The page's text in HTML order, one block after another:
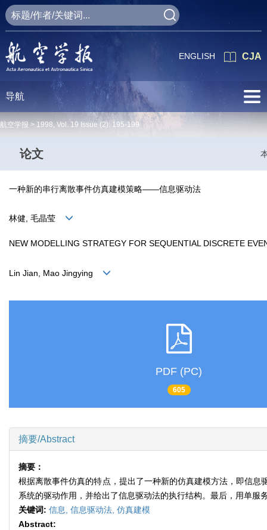
CJA
ENGLISH
导航
航空学报 > 1998, Vol. 19 Issue (2): 195-199
论文
一种新的串行离散事件仿真建模策略——信息驱动法
林健, 毛晶莹
NEW MODELLING STRATEGY FOR SEQUENTIAL DISCRETE
Lin Jian, Mao Jingying
PDF (PC)
605
摘要/Abstract
摘要：
根据离散事件仿真的特点，提出了一种新的仿真建模方法，即信
系统的驱动作用，并给出了信息驱动法的执行结构。最后，用单服
关键词: 信息, 信息驱动法, 仿真建模
Abstract: